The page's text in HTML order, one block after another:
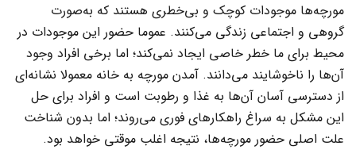
مورچه‌ها موجودات کوچک و بی‌خطری هستند که به‌صورت
گروهی و اجتماعی زندگی می‌کنند. عموما حضور این موجودات در
محیط برای ما خطر خاصی ایجاد نمی‌کند؛ اما برخی افراد وجود
آن‌ها را ناخوشایند می‌دانند. آمدن مورچه به خانه معمولا نشانه‌ای
از دسترسی آسان آن‌ها به غذا و رطوبت است و افراد برای حل
این مشکل به سراغ راهکارهای فوری می‌روند؛ اما بدون شناخت
علت اصلی حضور مورچه‌ها، نتیجه اغلب موقتی خواهد بود.